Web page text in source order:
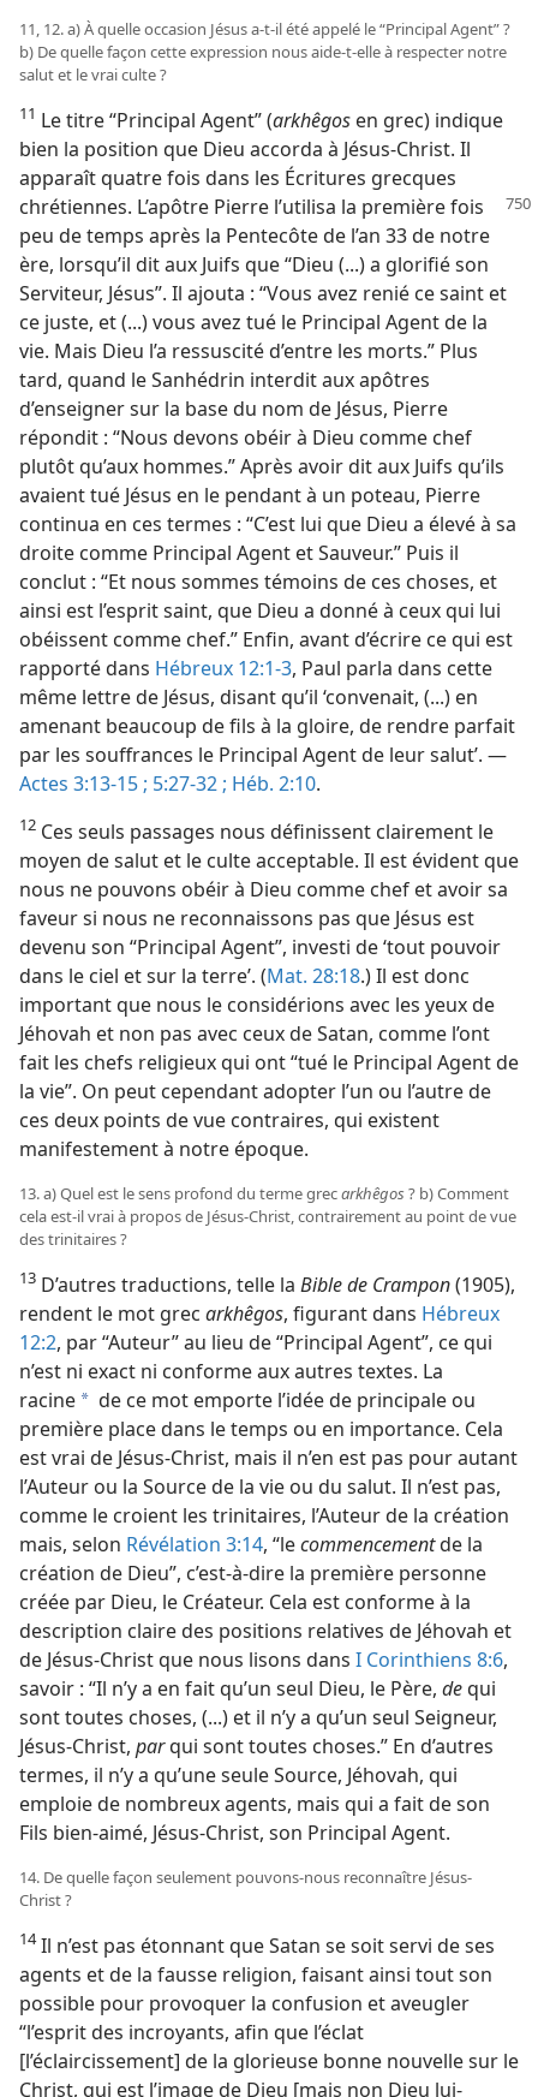
11, 12. a) À quelle occasion Jésus a-​t-​il été appelé le “Principal Agent” ?
b) De quelle façon cette expression nous aide-​t-​elle à respecter notre
salut et le vrai culte ?
11 Le titre “Principal Agent” (arkhêgos en grec) indique
bien la position que Dieu accorda à Jésus-Christ. Il
apparaît quatre fois dans les Écritures grecques
chrétiennes. L’apôtre Pierre l’utilisa la premièrefois
peu de temps après la Pentecôte de l’an 33 de notre
ère, lorsqu’il dit aux Juifs que “Dieu (...) a glorifié son
Serviteur, Jésus”. Il ajouta : “Vous avez renié ce saint et
ce juste, et (...) vous avez tué le Principal Agent de la
vie. Mais Dieu l’a ressuscité d’entre les morts.” Plus
tard, quand le Sanhédrin interdit aux apôtres
d’enseigner sur la base du nom de Jésus, Pierre
répondit : “Nous devons obéir à Dieu comme chef
plutôt qu’aux hommes.” Après avoir dit aux Juifs qu’ils
avaient tué Jésus en le pendant à un poteau, Pierre
continua en ces termes : “C’est lui que Dieu a élevé à sa
droite comme Principal Agent et Sauveur.” Puis il
conclut : “Et nous sommes témoins de ces choses, et
ainsi est l’esprit saint, que Dieu a donné à ceux qui lui
obéissent comme chef.” Enfin, avant d’écrire ce qui est
rapporté dans Hébreux 12:1-3, Paul parla dans cette
même lettre de Jésus, disant qu’il ‘convenait, (...) en
amenant beaucoup de fils à la gloire, de rendre parfait
par les souffrances le Principal Agent de leur salut’. —
Actes 3:13-15 ; 5:27-32 ; Héb. 2:10.
12 Ces seuls passages nous définissent clairement le
moyen de salut et le culte acceptable. Il est évident que
nous ne pouvons obéir à Dieu comme chef et avoir sa
faveur si nous ne reconnaissons pas que Jésus est
devenu son “Principal Agent”, investi de ‘tout pouvoir
dans le ciel et sur la terre’. (Mat. 28:18.) Il est donc
important que nous le considérions avec les yeux de
Jéhovah et non pas avec ceux de Satan, comme l’ont
fait les chefs religieux qui ont “tué le Principal Agent de
la vie”. On peut cependant adopter l’un ou l’autre de
ces deux points de vue contraires, qui existent
manifestement à notre époque.
13. a) Quel est le sens profond du terme grecarkhêgos? b) Comment
cela est-​il vrai à propos de Jésus-Christ, contrairement au point de vue
des trinitaires ?
13 D’autres traductions, telle la Bible de Crampon(1905),
rendent le mot grec arkhêgos, figurant dans Hébreux
12:2, par “Auteur” au lieu de “Principal Agent”, ce qui
n’est ni exact ni conforme aux autres textes. La
racine a de ce mot emporte l’idée de principale ou
première place dans le temps ou en importance. Cela
est vrai de Jésus-Christ, mais il n’en est pas pour autant
l’Auteur ou la Source de la vie ou du salut. Il n’est pas,
comme le croient les trinitaires, l’Auteur de la création
mais, selon Révélation 3:14, “lecommencementde la
création de Dieu”, c’est-à-dire la première personne
créée par Dieu, le Créateur. Cela est conforme à la
description claire des positions relatives de Jéhovah et
de Jésus-Christ que nous lisons dans I Corinthiens 8:6,
savoir : “Il n’y a en fait qu’un seul Dieu, le Père, dequi
sont toutes choses, (...) et il n’y a qu’un seul Seigneur,
Jésus-Christ, parqui sont toutes choses.” En d’autres
termes, il n’y a qu’une seule Source, Jéhovah, qui
emploie de nombreux agents, mais qui a fait de son
Fils bien-aimé, Jésus-Christ, son Principal Agent.
14. De quelle façon seulement pouvons-​nous reconnaître Jésus-
Christ ?
14Il n’est pas étonnant que Satan se soit servi de ses
agents et de la fausse religion, faisant ainsi tout son
possible pour provoquer la confusion et aveugler
“l’esprit des incroyants, afin que l’éclat
[l’éclaircissement] de la glorieuse bonne nouvelle sur le
Christ, qui est l’image de Dieu [mais non Dieu lui-​